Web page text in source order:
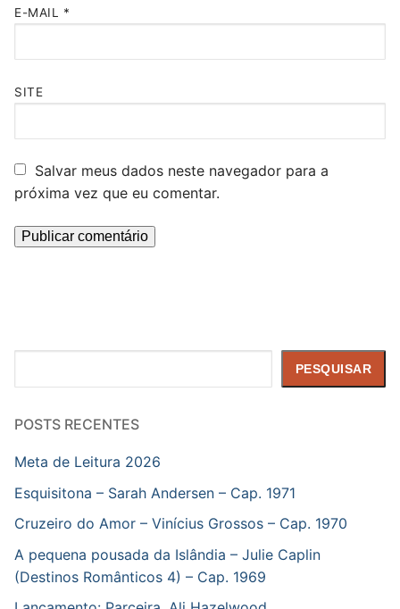
E-MAIL *
SITE
Salvar meus dados neste navegador para a
próxima vez que eu comentar.
PESQUISAR
POSTS RECENTES
Meta de Leitura 2026
Esquisitona – Sarah Andersen – Cap. 1971
Cruzeiro do Amor – Vinícius Grossos – Cap. 1970
A pequena pousada da Islândia – Julie Caplin
(Destinos Românticos 4) – Cap. 1969